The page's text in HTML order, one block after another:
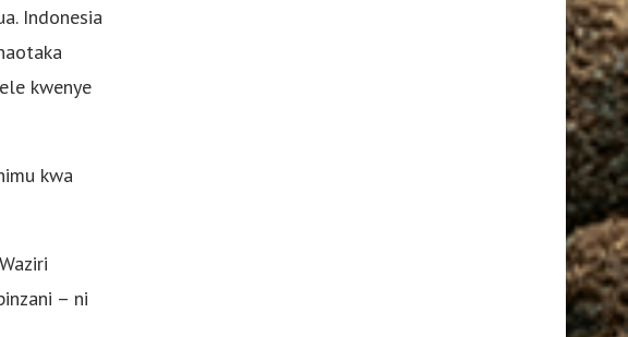
Indonesia
kwenye
kwa
– ni